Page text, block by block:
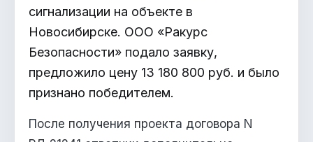
сигнализации на объекте в
Новосибирске. ООО «Ракурс
Безопасности» подало заявку,
предложило цену 13 180 800 руб. и было
признано победителем.
После получения проекта договора N